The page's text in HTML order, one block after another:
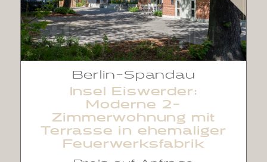
Berlin-Spandau
Insel Eiswerder:
Moderne 2-
Zimmerwohnung mit
Terrasse in ehemaliger
Feuerwerksfabrik